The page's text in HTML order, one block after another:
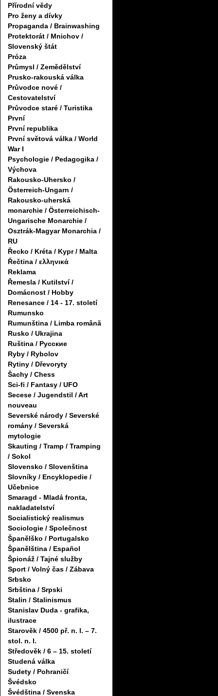
Přírodní vědy
Pro ženy a dívky
Propaganda / Brainwashing
Protektorát / Mnichov /
Slovenský štát
Próza
Průmysl / Zemědělství
Prusko-rakouská válka
Průvodce nové /
Cestovatelství
Průvodce staré / Turistika
První
První republika
První světová válka / World
War I
Psychologie / Pedagogika /
Výchova
Rakousko-Uhersko /
Österreich-Ungarn /
Rakousko-uherská
monarchie / Österreichisch-
Ungarische Monarchie /
Osztrák-Magyar Monarchia /
RU
Řecko / Kréta / Kypr / Malta
Řečtina / ελληνικά
Reklama
Řemesla / Kutilství /
Domácnost / Hobby
Renesance / 14 - 17. století
Rumunsko
Rumunština / Limba română
Rusko / Ukrajina
Ruština / Русские
Ryby / Rybolov
Rytiny / Dřevoryty
Šachy / Chess
Sci-fi / Fantasy / UFO
Secese / Jugendstil / Art
nouveau
Severské národy / Severské
romány / Severská
mytologie
Skauting / Tramp / Tramping
/ Sokol
Slovensko / Slovenština
Slovníky / Encyklopedie /
Učebnice
Smaragd - Mladá fronta,
nakladatelství
Socialistický realismus
Sociologie / Společnost
Španělško / Portugalsko
Španělština / Español
Špionáž / Tajné služby
Sport / Volný čas / Zábava
Srbsko
Srbština / Srpski
Stalin / Stalinismus
Stanislav Duda - grafika,
ilustrace
Starověk / 4500 př. n. l. – 7.
stol. n. l.
Středověk / 6 – 15. století
Studená válka
Sudety / Pohraničí
Švédsko
Švédština / Svenska